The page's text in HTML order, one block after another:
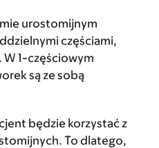
urostomijnym
częściami,
1-częściowym
są ze sobą
będzie korzystać z
To dlatego,